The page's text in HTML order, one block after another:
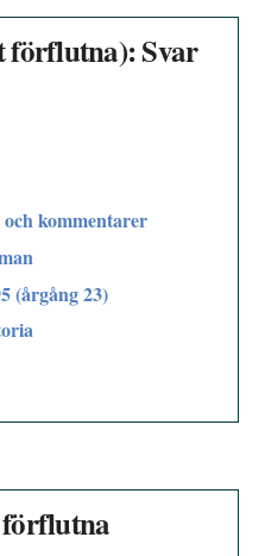
förflutna): Svar
kommentarer
(årgång 23)